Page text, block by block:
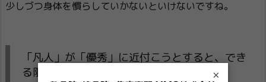
少しづつ身体を慣らしていかないといけないですね。
「凡人」が「優秀」に近付こうとすると、でき
る限りの努力をする必要がある
×